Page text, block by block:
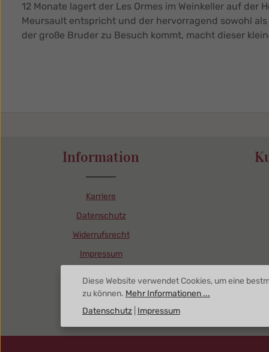
12 Monate lagert der Les Ormes im Weinkeller auf der
Meursault entspricht und der hervorragend sowohl
der große Bruder zu Besuch kommt, macht dieser
Information
Karriere
Datenschutz
Widerrufsrecht
Impressum
Vertrag widerrufen
Diese Website verwendet Cookies, um eine
zu können. Mehr Informationen ...
Datenschutz| Impressum